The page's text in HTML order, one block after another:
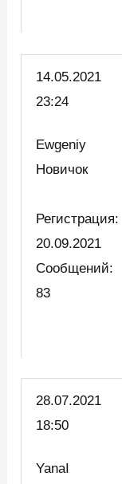
14.05.2021
23:24
Ewgeniy
Новичок
Регистрация:
20.09.2021
Сообщений:
83
28.07.2021
18:50
YanaI